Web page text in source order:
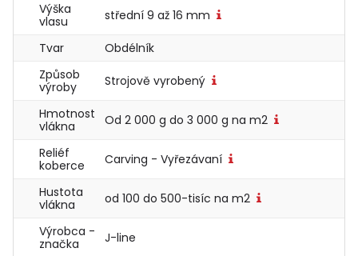
Výška
vlasu
střední 9 až 16 mm
Tvar
Obdélník
Způsob
výroby
Strojově vyrobený
Hmotnost
vlákna
Od 2 000 g do 3 000 g na m2
Reliéf
koberce
Carving - Vyřezávaní
Hustota
vlákna
od 100 do 500-tisíc na m2
Výrobca -
značka
J-line